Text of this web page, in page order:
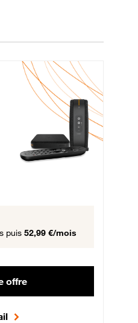
Fibre
puis 57,99 € par mois,
puis 52,99 €/mois
offre